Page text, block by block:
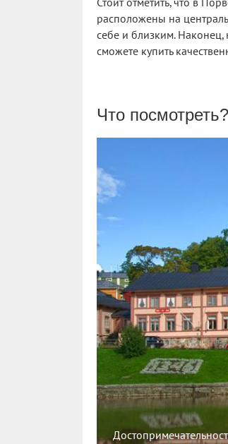
Стоит отметить, что в
расположены на
себе и близким.
сможете купить
Что посмотреть?